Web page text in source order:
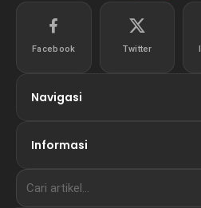
Facebook Twitter
Navigasi
Informasi